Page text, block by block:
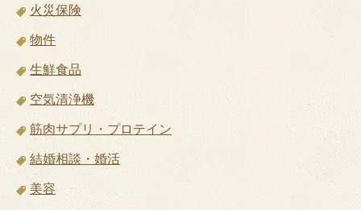
火災保険
物件
生鮮食品
空気清浄機
筋肉サプリ・プロテイン
結婚相談・婚活
美容